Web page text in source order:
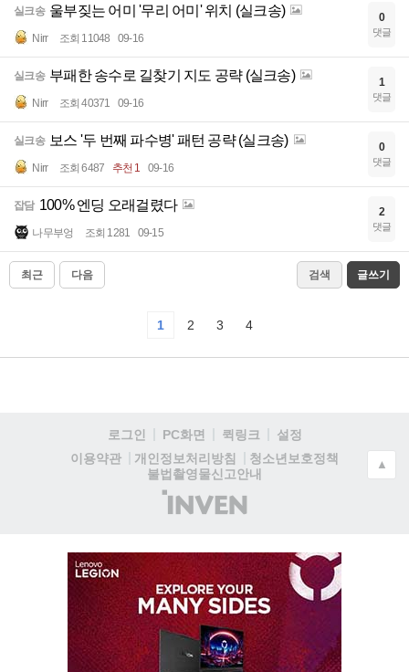
실크송 울부짖는 어미 '무리 어미' 위치 (실크송)
Nirr 조회 11048 09-16
0
댓글
실크송 부패한 송수로 길찾기 지도 공략 (실크송)
Nirr 조회 40371 09-16
1
댓글
실크송 보스 '두 번째 파수병' 패턴 공략 (실크송)
Nirr 조회 6487 추천 1 09-16
0
댓글
잡담 100% 엔딩 오래걸렸다
나무부엉 조회 1281 09-15
2
댓글
최근 다음 검색 글쓰기
1 2 3 4
로그인 PC화면 퀵링크
설정
이용약관
개인정보처리방침
청소년보호정책
불법촬영물신고안내
(주)
인
▲